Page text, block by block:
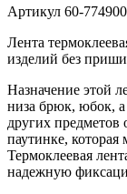
Артикул 60-
Лента
изделий без
Назначение этой
низа брюк, юбок, а
других предметов
паутинке, которая
Термоклеевая
надежную